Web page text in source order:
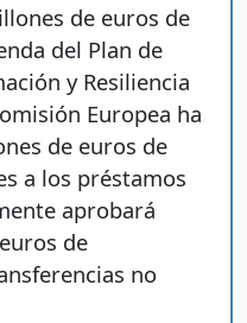
de euros de
del Plan de
y Resiliencia
Europea ha
de euros de
a los préstamos
aprobará
de
no